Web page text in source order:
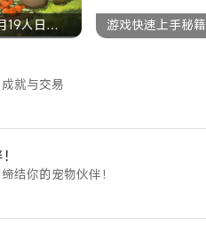
19人日公
游戏快速上手秘籍
就与交易
结你的宠物伙伴！